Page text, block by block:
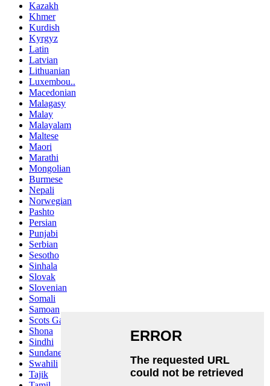
Kazakh
Khmer
Kurdish
Kyrgyz
Latin
Latvian
Lithuanian
Luxembou..
Macedonian
Malagasy
Malay
Malayalam
Maltese
Maori
Marathi
Mongolian
Burmese
Nepali
Norwegian
Pashto
Persian
Punjabi
Serbian
Sesotho
Sinhala
Slovak
Slovenian
Somali
Samoan
Scots Gaelic
Shona
Sindhi
Sundanese
Swahili
Tajik